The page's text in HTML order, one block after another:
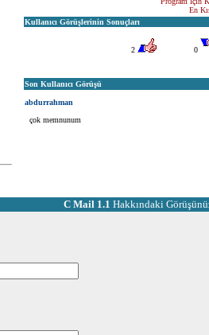
En
Kullanıcı Görüşlerinin Sonuçları
2 0
Son Kullanıcı Görüşü
abdurrahman
çok memnunum
C Mail 1.1 Hakkındaki